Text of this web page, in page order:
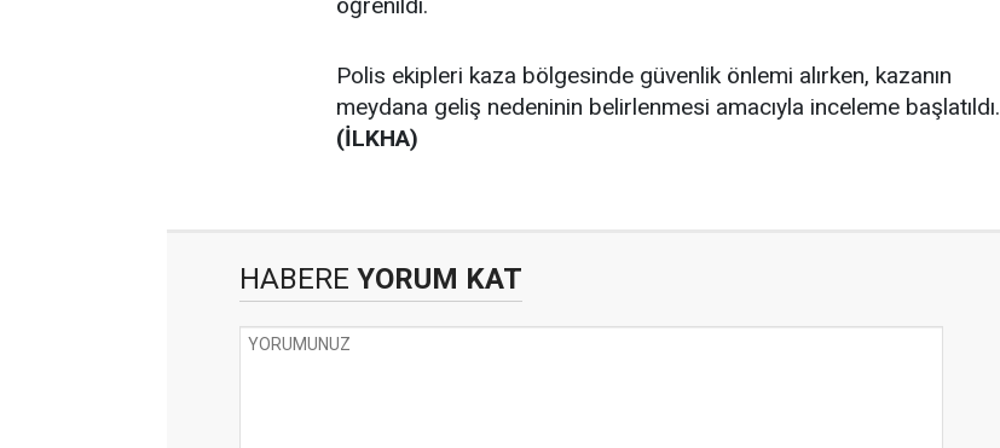
Polis ekipleri kaza bölgesinde güvenlik önlemi alırken, kazanın
meydana geliş nedeninin belirlenmesi amacıyla inceleme başlatıldı.
(İLKHA)
HABERE YORUM KAT